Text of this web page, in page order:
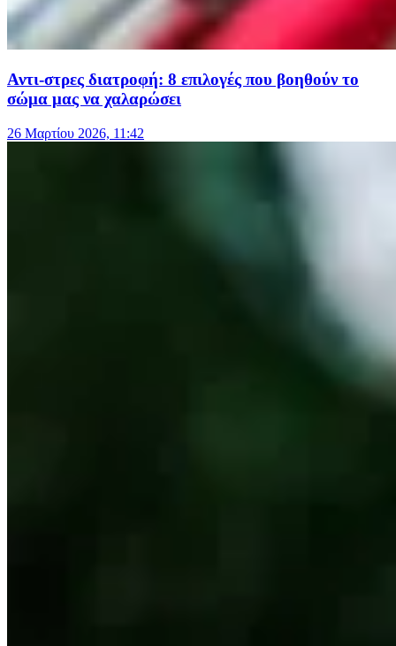
Αντι-στρες διατροφή: 8 επιλογές που βοηθούν το
σώμα μας να χαλαρώσει
26 Μαρτίου 2026, 11:42